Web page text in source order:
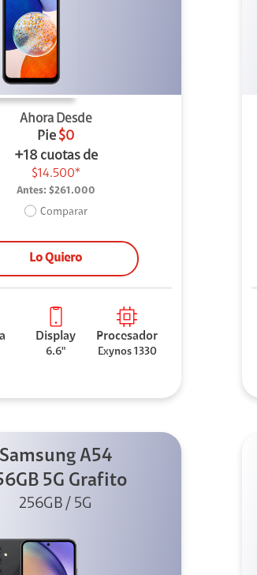
Ahora Desde
Pie $0
+18 cuotas de
$14.500*
Antes: $261.000
Comparar
Lo Quiero
Display
6.6"
Procesador
Exynos 1330
Samsung A54
5G Grafito
256GB / 5G